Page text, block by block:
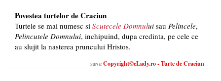
Povestea turtelor de Craciun
Turtele se mai numesc si Scutecele Domnului sau Pelincele,
Pelincutele Domnului, inchipuind, dupa credinta, pe cele ce
au slujit la nasterea pruncului Hristos.
Sursa: Copyright©eLady.ro - Turte de Craciun